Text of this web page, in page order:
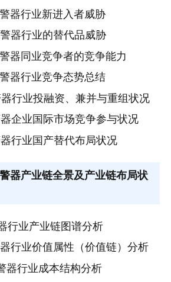
器行业新进入者威胁
器行业的替代品威胁
器同业竞争者的竞争能力
器行业竞争态势总结
行业投融资、兼并与重组状况
企业国际市场竞争参与状况
行业国产替代布局状况
器产业链全景及产业链布局状
行业产业链图谱分析
行业价值属性（价值链）分析
器行业成本结构分析